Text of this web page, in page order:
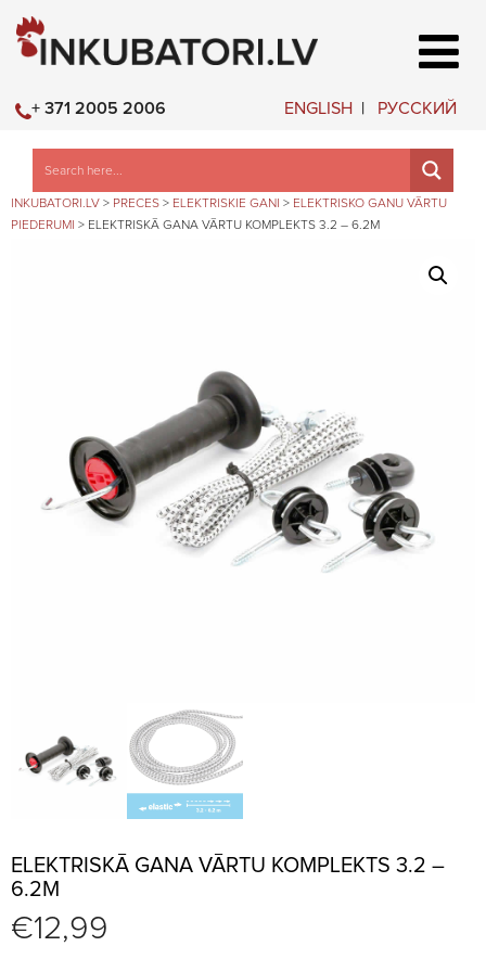
ENGLISH РУССКИЙ
+ 371 2005 2006
INKUBATORI.LV > PRECES > ELEKTRISKIE GANI > ELEKTRISKO GANU VĀRTU
PIEDERUMI > ELEKTRISKĀ GANA VĀRTU KOMPLEKTS 3.2 – 6.2M
ELEKTRISKĀ GANA VĀRTU KOMPLEKTS 3.2 –
6.2M
€12,99